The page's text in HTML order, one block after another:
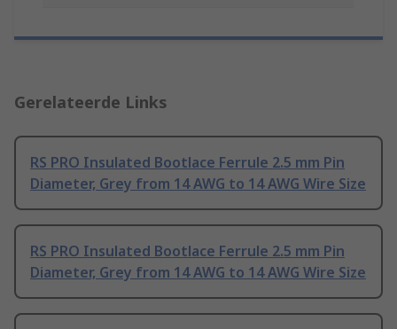
Gerelateerde Links
RS PRO Insulated Bootlace Ferrule 2.5 mm Pin
Diameter, Grey from 14 AWG to 14 AWG Wire Size
RS PRO Insulated Bootlace Ferrule 2.5 mm Pin
Diameter, Grey from 14 AWG to 14 AWG Wire Size